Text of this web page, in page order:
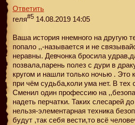
Ответить
геля#5 14.08.2019 14:05
Ваша история ннемного на другую
попало ,,-называется и не
неравны. Девчонка бросила
позвала,парень полез с дури в
кругом и нашли только ночью . Это
при чём судьба,коли ума нет. В тех
Сменил один профессию на
надеть перчатки. Таких слесарей
нельзя-элементарная техника
будут ,так себя вести,то всё